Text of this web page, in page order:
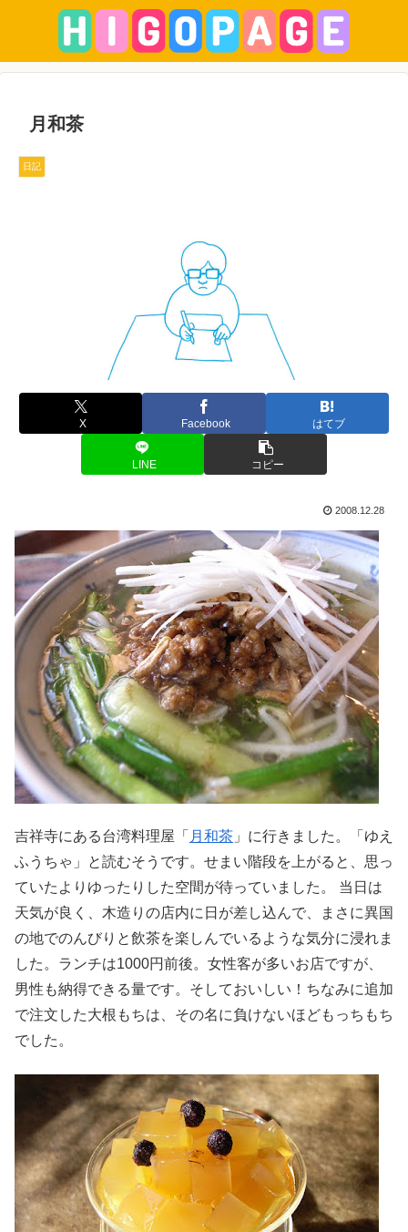
月和茶
日記
X Facebook はてブ
LINE コピー
2008.12.28
吉祥寺にある台湾料理屋「 月和茶 」に行きました。「ゆえ
ふうちゃ」と読むそうです。せまい階段を上がると、思っ
ていたよりゆったりした空間が待っていました。 当日は
天気が良く、木造りの店内に日が差し込んで、まさに異国
の地でのんびりと飲茶を楽しんでいるような気分に浸れま
した。ランチは1000円前後。女性客が多いお店ですが、
男性も納得できる量です。そしておいしい！ちなみに追加
で注文した大根もちは、その名に負けないほどもっちもち
でした。